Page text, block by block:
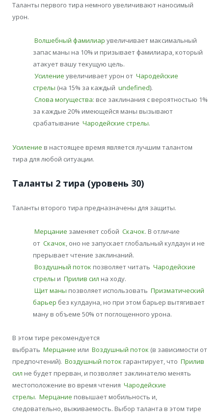
Таланты первого тира немного увеличивают наносимый
урон.
Волшебный фамилиар увеличивает максимальный
запас маны на 10% и призывает фамилиара, который
атакует вашу текущую цель.
Усиление увеличивает урон от Чародейские
стрелы (на 15% за каждый undefined).
Слова могущества: все заклинания с вероятностью 1%
за каждые 20% имеющейся маны вызывают
срабатывание Чародейские стрелы.
Усиление в настоящее время является лучшим талантом
тира для любой ситуации.
Таланты 2 тира (уровень 30)
Таланты второго тира предназначены для защиты.
Мерцание заменяет собой Скачок. В отличие
от Скачок, оно не запускает глобальный кулдаун и не
прерывает чтение заклинаний.
Воздушный поток позволяет читать Чародейские
стрелы и Прилив сил на ходу.
Щит маны позволяет использовать Призматический
барьер без кулдауна, но при этом барьер вытягивает
ману в объеме 50% от поглощенного урона.
В этом тире рекомендуется
выбрать Мерцание или Воздушный поток (в зависимости от
предпочтений). Воздушный поток гарантирует, что Прилив
сил не будет прерван, и позволяет заклинателю менять
местоположение во время чтения Чародейские
стрелы. Мерцание повышает мобильность и,
следовательно, выживаемость. Выбор таланта в этом тире